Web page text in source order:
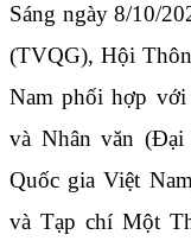
Sáng ngày 8/10/
(TVQG), Hội
Nam phối hợp
và Nhân văn
Quốc gia Việt
và Tạp chí Một